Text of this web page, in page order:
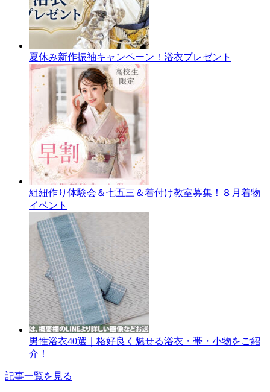
夏休み新作振袖キャンペーン！浴衣プレゼント
組紐作り体験会＆七五三＆着付け教室募集！８月着物
イベント
男性浴衣40選｜格好良く魅せる浴衣・帯・小物をご紹
介！
記事一覧を見る